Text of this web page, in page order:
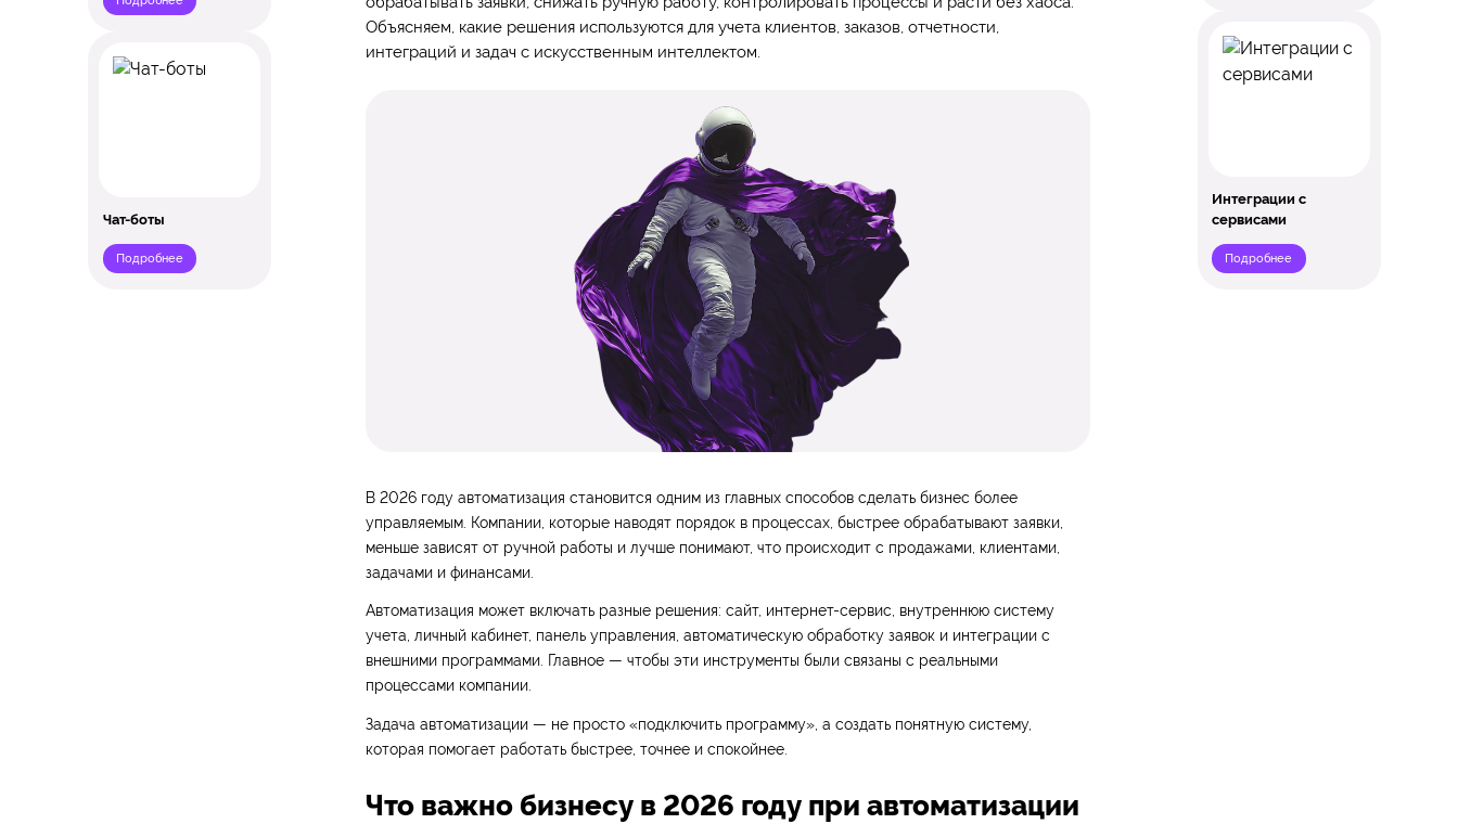
Чат-боты
Подробнее
Объясняем, какие решения используются для учета клиентов, заказов, отчетности,
интеграций и задач с искусственным интеллектом.
В 2026 году автоматизация становится одним из главных способов сделать бизнес более
управляемым. Компании, которые наводят порядок в процессах, быстрее обрабатывают заявки,
меньше зависят от ручной работы и лучше понимают, что происходит с продажами, клиентами,
задачами и финансами.
Автоматизация может включать разные решения: сайт, интернет-сервис, внутреннюю систему
учета, личный кабинет, панель управления, автоматическую обработку заявок и интеграции с
внешними программами. Главное — чтобы эти инструменты были связаны с реальными
процессами компании.
Задача автоматизации — не просто «подключить программу», а создать понятную систему,
которая помогает работать быстрее, точнее и спокойнее.
Что важно бизнесу в 2026 году при автоматизации
Интеграции с
сервисами
Подробнее